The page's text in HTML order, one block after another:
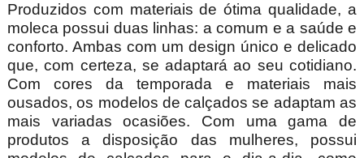
Produzidos com materiais de ótima qualidade, a
moleca possui duas linhas: a comum e a saúde e
conforto. Ambas com um design único e delicado
que, com certeza, se adaptará ao seu cotidiano.
Com cores da temporada e materiais mais
ousados, os modelos de calçados se adaptam as
mais variadas ocasiões. Com uma gama de
produtos a disposição das mulheres, possui